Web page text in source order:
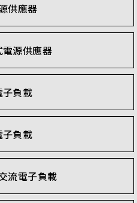
供應器
源供應器
子負載
子負載
流電子負載